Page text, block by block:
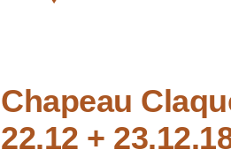
Chapeau
22.12 +